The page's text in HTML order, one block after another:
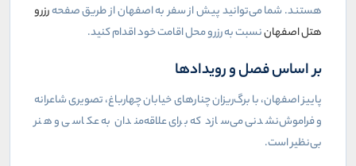
هستند. شما می‌توانید پیش از سفر به اصفهان از طریق صفحهرزرو
هتل اصفهاننسبت به رزرو محل اقامت خود اقدام کنید.
بر اساس فصل و رویدادها
پاییز اصفهان، با برگ‌ریزان چنارهای خیابان چهارباغ، تصویری شاعرانه
و فراموش‌نشدنی می‌سازد که برای علاقه‌مندان به عکاسی و هنر
بی‌نظیر است.